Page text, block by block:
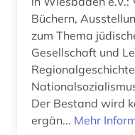
diaspora (1)
digitale
digitalisat (2)
Büchern,
zum Thema
Gesellschaft und
Der Bestand wird
ergän... Mehr